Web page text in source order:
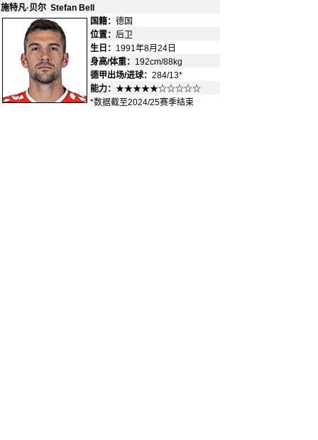
施特凡·贝尔 Stefan Bell
国籍： 德国
位置： 后卫
生日： 1991年8月24日
身高/体重： 192cm/88kg
德甲出场/进球： 284/13*
能力： ★★★★★☆☆☆☆☆
*数据截至2024/25赛季结束